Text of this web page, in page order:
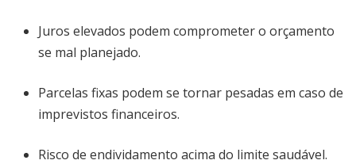
Juros elevados podem comprometer o orçamento
se mal planejado.
Parcelas fixas podem se tornar pesadas em caso de
imprevistos financeiros.
Risco de endividamento acima do limite saudável.